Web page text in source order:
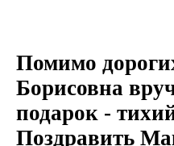
Помимо
Борисовна
подарок -
Поздравить